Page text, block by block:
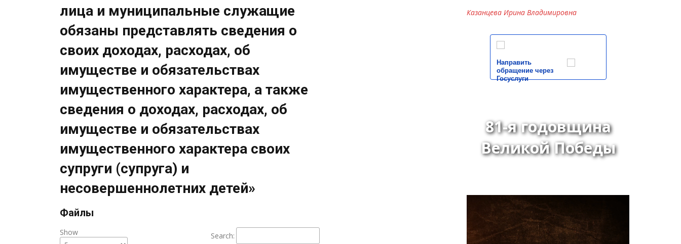
лица и муниципальные служащие
обязаны представлять сведения о
своих доходах, расходах, об
имуществе и обязательствах
имущественного характера, а также
сведения о доходах, расходах, об
имуществе и обязательствах
имущественного характера своих
супруги (супруга) и
несовершеннолетних детей»
Файлы
Show Search:
Казанцева Ирина Владимировна
Направить
обращение через
Госуслуги
81-я годовщина
Великой Победы